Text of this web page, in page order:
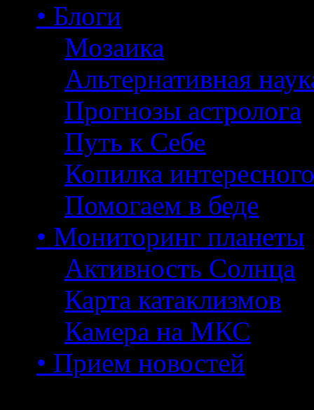
• Блоги
Мозаика
Альтернативная
Прогнозы астролога
Путь к Себе
Копилка интересного
Помогаем в беде
• Мониторинг планеты
Активность Солнца
Карта катаклизмов
Камера на МКС
• Прием новостей